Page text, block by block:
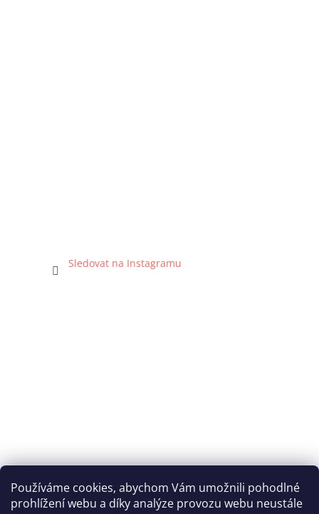
Používáme cookies, abychom Vám umožnili pohodlné
prohlížení webu a díky analýze provozu webu neustále
Sledovat na Instagramu
Katka Hromasová Foto